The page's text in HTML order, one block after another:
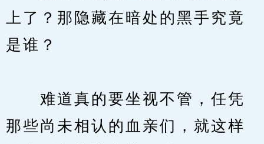
上了？那隐藏在暗处的黑手究竟
是谁？
难道真的要坐视不管，任凭
那些尚未相认的血亲们，就这样